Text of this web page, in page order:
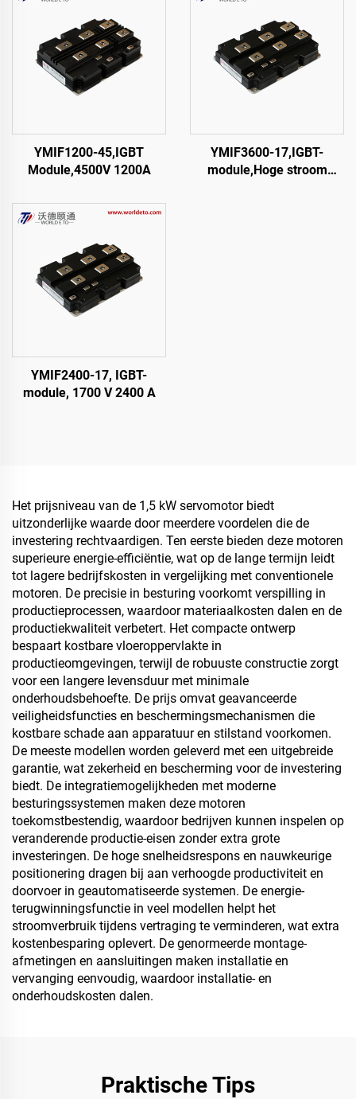
YMIF1200-45,IGBT
Module,4500V 1200A
YMIF3600-17,IGBT-
module,Hoge stroom
YMIF2400-17, IGBT-
module, 1700 V 2400 A
Het prijsniveau van de 1,5 kW servomotor biedt
uitzonderlijke waarde door meerdere voordelen die de
investering rechtvaardigen. Ten eerste bieden deze motoren
superieure energie-efficiëntie, wat op de lange termijn leidt
tot lagere bedrijfskosten in vergelijking met conventionele
motoren. De precisie in besturing voorkomt verspilling in
productieprocessen, waardoor materiaalkosten dalen en de
productiekwaliteit verbetert. Het compacte ontwerp
bespaart kostbare vloeroppervlakte in
productieomgevingen, terwijl de robuuste constructie zorgt
voor een langere levensduur met minimale
onderhoudsbehoefte. De prijs omvat geavanceerde
veiligheidsfuncties en beschermingsmechanismen die
kostbare schade aan apparatuur en stilstand voorkomen.
De meeste modellen worden geleverd met een uitgebreide
garantie, wat zekerheid en bescherming voor de investering
biedt. De integratiemogelijkheden met moderne
besturingssystemen maken deze motoren
toekomstbestendig, waardoor bedrijven kunnen inspelen op
veranderende productie-eisen zonder extra grote
investeringen. De hoge snelheidsrespons en nauwkeurige
positionering dragen bij aan verhoogde productiviteit en
doorvoer in geautomatiseerde systemen. De energie-
terugwinningsfunctie in veel modellen helpt het
stroomverbruik tijdens vertraging te verminderen, wat extra
kostenbesparing oplevert. De genormeerde montage-
afmetingen en aansluitingen maken installatie en
vervanging eenvoudig, waardoor installatie- en
onderhoudskosten dalen.
Praktische Tips